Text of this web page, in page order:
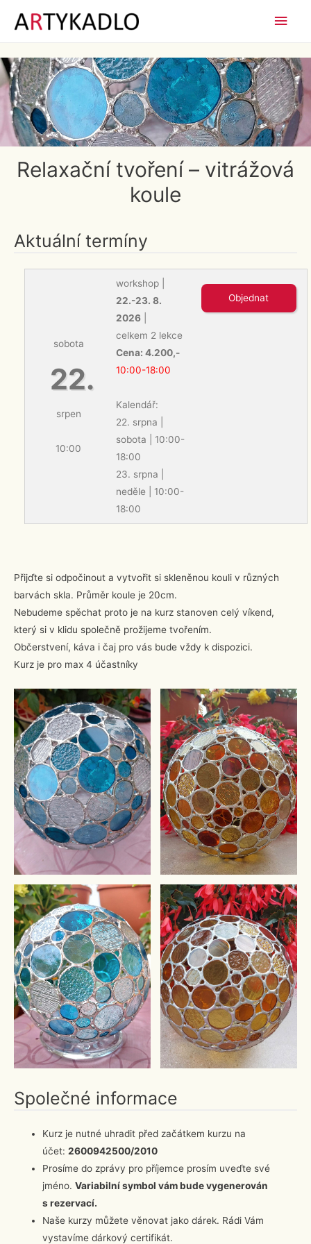
Relaxační tvoření – vitrážová
koule
Aktuální termíny
sobota
22.
srpen
10:00
workshop |
22.-23. 8.
2026
celkem 2 lekce
Cena: 4.200,-
10:00-18:00
Kalendář:
22. srpna |
sobota | 10:00-
18:00
23. srpna |
neděle | 10:00-
18:00
Přijďte si odpočinout a vytvořit si skleněnou kouli v různých
barvách skla. Průměr koule je 20cm.
Nebudeme spěchat proto je na kurz stanoven celý víkend,
který si v klidu společně prožijeme tvořením.
Občerstvení, káva i čaj pro vás bude vždy k dispozici.
Kurz je pro max 4 účastníky
Společné informace
Kurz je nutné uhradit před začátkem kurzu na
účet:2600942500/2010
Prosíme do zprávy pro příjemce prosím uveďte své
jméno.Variabilní symbol vám bude vygenerován
s rezervací.
Naše kurzy můžete věnovat jako dárek. Rádi Vám
vystavíme dárkový certifikát.